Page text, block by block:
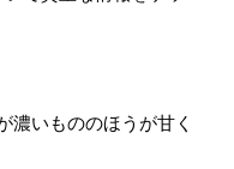
いもののほうが甘く